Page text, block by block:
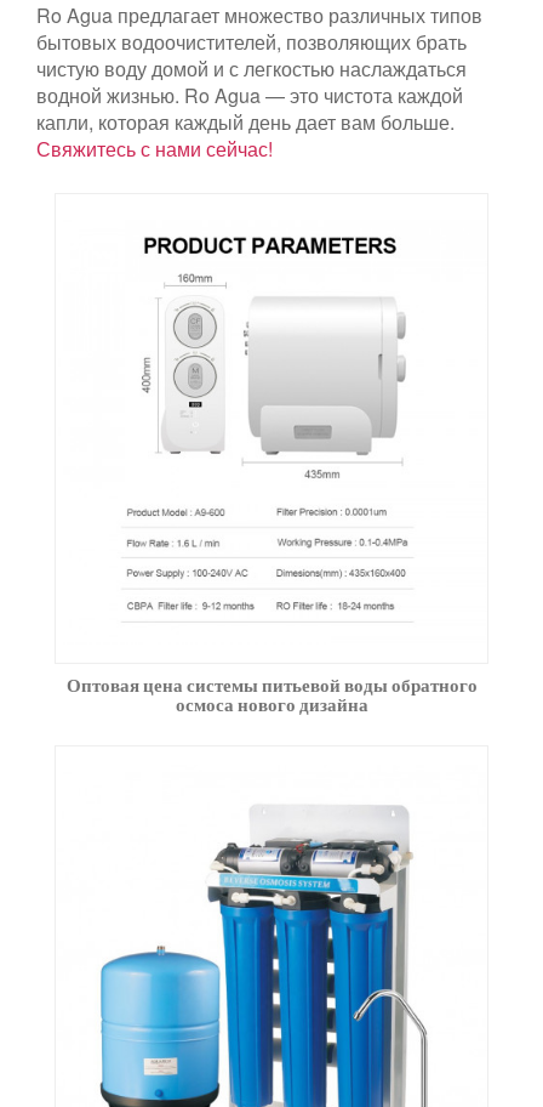
Ro Agua предлагает множество различных типов
бытовых водоочистителей, позволяющих брать
чистую воду домой и с легкостью наслаждаться
водной жизнью. Ro Agua — это чистота каждой
капли, которая каждый день дает вам больше.
Свяжитесь с нами сейчас!
Оптовая цена системы питьевой воды обратного
осмоса нового дизайна